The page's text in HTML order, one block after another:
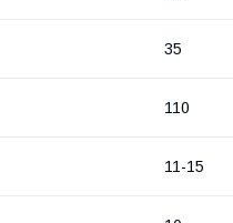
35
110
11-15